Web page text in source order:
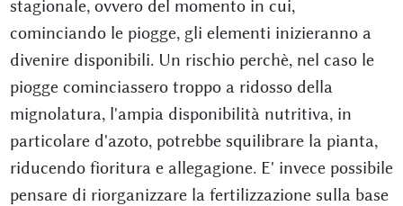
stagionale, ovvero del momento in cui,
cominciando le piogge, gli elementi inizieranno a
divenire disponibili. Un rischio perchè, nel caso le
piogge cominciassero troppo a ridosso della
mignolatura, l'ampia disponibilità nutritiva, in
particolare d'azoto, potrebbe squilibrare la pianta,
riducendo fioritura e allegagione. E' invece possibile
pensare di riorganizzare la fertilizzazione sulla base